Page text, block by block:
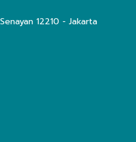
12210 - Jakarta